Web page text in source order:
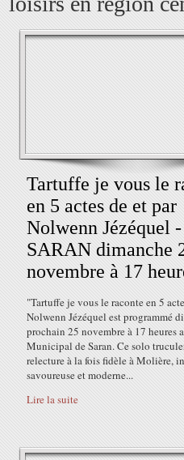
Tartuffe je vous le
en 5 actes de et par
Nolwenn Jézéquel -
SARAN dimanche
novembre à 17
"Tartuffe je vous le raconte en 5
Nolwenn Jézéquel est programmé
prochain 25 novembre à 17 heures
Municipal de Saran. Ce solo
relecture à la fois fidèle à Molière,
savoureuse et moderne...
Lire la suite